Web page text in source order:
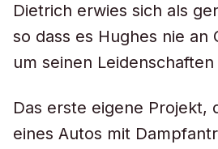
Dietrich erwies sich als
so dass es Hughes nie an
um seinen
Das erste eigene Projekt,
eines Autos mit